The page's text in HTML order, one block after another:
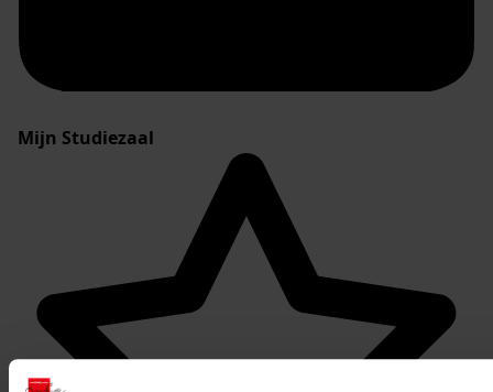
Mijn Studiezaal